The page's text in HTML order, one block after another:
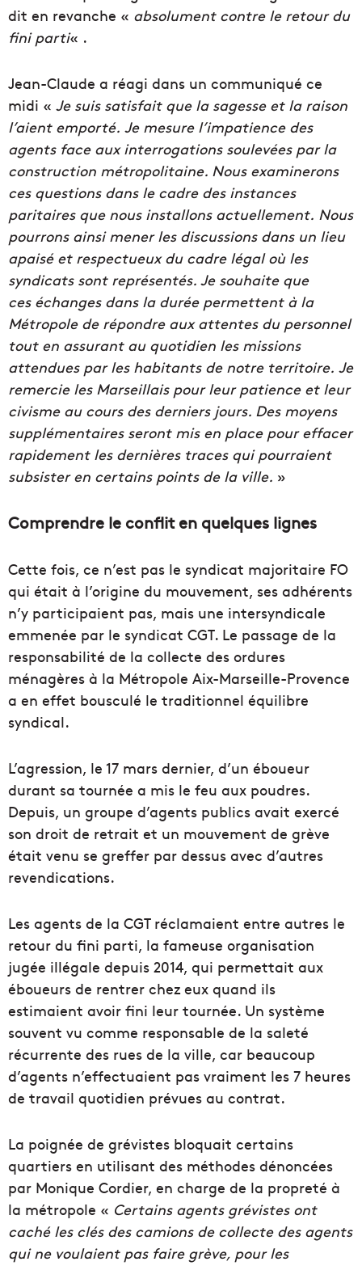
dit en revanche « absolument contre le retour du
fini parti« .
Jean-Claude a réagi dans un communiqué ce
midi « Je suis satisfait que la sagesse et la raison
l’aient emporté. Je mesure l’impatience des
agents face aux interrogations soulevées par la
construction métropolitaine. Nous examinerons
ces questions dans le cadre des instances
paritaires que nous installons actuellement. Nous
pourrons ainsi mener les discussions dans un lieu
apaisé et respectueux du cadre légal où les
syndicats sont représentés. Je souhaite que
ces échanges dans la durée permettent à la
Métropole de répondre aux attentes du personnel
tout en assurant au quotidien les missions
attendues par les habitants de notre territoire. Je
remercie les Marseillais pour leur patience et leur
civisme au cours des derniers jours. Des moyens
supplémentaires seront mis en place pour effacer
rapidement les dernières traces qui pourraient
subsister en certains points de la ville. »
Comprendre le conflit en quelques lignes
Cette fois, ce n’est pas le syndicat majoritaire FO
qui était à l’origine du mouvement, ses adhérents
n’y participaient pas, mais une intersyndicale
emmenée par le syndicat CGT. Le passage de la
responsabilité de la collecte des ordures
ménagères à la Métropole Aix-Marseille-Provence
a en effet bousculé le traditionnel équilibre
syndical.
L’agression, le 17 mars dernier, d’un éboueur
durant sa tournée a mis le feu aux poudres.
Depuis, un groupe d’agents publics avait exercé
son droit de retrait et un mouvement de grève
était venu se greffer par dessus avec d’autres
revendications.
Les agents de la CGT réclamaient entre autres le
retour du fini parti, la fameuse organisation
jugée illégale depuis 2014, qui permettait aux
éboueurs de rentrer chez eux quand ils
estimaient avoir fini leur tournée. Un système
souvent vu comme responsable de la saleté
récurrente des rues de la ville, car beaucoup
d’agents n’effectuaient pas vraiment les 7 heures
de travail quotidien prévues au contrat.
La poignée de grévistes bloquait certains
quartiers en utilisant des méthodes dénoncées
par Monique Cordier, en charge de la propreté à
la métropole « Certains agents grévistes ont
caché les clés des camions de collecte des agents
qui ne voulaient pas faire grève, pour les